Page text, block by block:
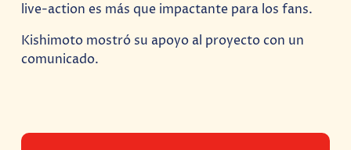
live-action es más que impactante para los fans.
Kishimoto mostró su apoyo al proyecto con un
comunicado.